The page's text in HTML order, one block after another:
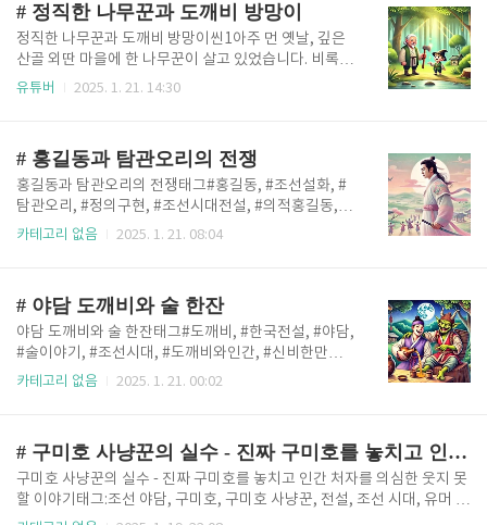
어지기 시작했습니다."..
령, 거지, 조선 설화, 산신 전설, 조선 시대 이야기, 신비
한 만남, 지혜와 교훈, 초자연적 존재, 산 속 이야기, 신
성한 시험디스크립션거지의 모습으로 나타난 산신령은
조선 시대 산속 마을에서 거지의 모습을 하고 나타난 산
신령이 사람들의 마음을 시험하며 벌어지는 이야기를
니다.후킹 멘트"산신령이..
# 정직한 나무꾼과 도깨비 방망이
정직한 나무꾼과 도깨비 방망이씬1아주 먼 옛날, 깊은
산골 외딴 마을에 한 나무꾼이 살고 있었습니다. 비록
가난했지만, 매일 산에서 정직하게 나무를 해다 팔며 아
소리를 냈고, 매서운 겨울바람이 나뭇가지 사이를 스치
며 불길한 소리를 내고 있었습니다."아이고... 날씨가 좋
지 않으니 오늘은 일찍 끝내야겠구나."나무꾼은 늘 다
니던 길을 따라 더 깊은 산속으로 들어갔습니다. 그러다
평소에는 보지 못했던 꽤 큰 소나무를 발견했지요. 잠시
한 일이 벌어졌습니..
유튜버 2025. 1. 21. 14:30
# 홍길동과 탐관오리의 전쟁
홍길동과 탐관오리의 전쟁태그#홍길동, #조선설화, #
탐관오리, #정의구현, #조선시대전설, #의적홍길동, #
지략과계책, #부패한관리, #조선전통이야기, #영웅설
관오리의 악행과 그것을 막기 위한 홍길동의 통쾌한 지
략이 펼쳐지며, 정의를 실현하는 과정이 감동적으로 그
려집니다. 후킹 멘트"탐욕스러운 권력에 맞선 홍길동의
통쾌한 복수! 정의와 지혜로 마을에 희망을 되찾아준 전
설 속 영웅의 이야기를 만나보세요. 지금 시작합니
마을의 탐관오리, 이대감은 부임..
카테고리 없음 2025. 1. 21. 08:04
# 야담 도깨비와 술 한잔
야담 도깨비와 술 한잔태그#도깨비, #한국전설, #야담,
#술이야기, #조선시대, #도깨비와인간, #신비한만남,
#한국설화, #술자리이야기, #도깨비방망이, #초자연
못한 만남이 만들어낸 긴장감과 웃음 속에서, 인간의 지
혜와 도깨비의 엉뚱함이 어우러진 특별한 전설로 초대
합니다.후킹 멘트"도깨비와 함께하는 술 한잔, 그 속에
숨겨진 비밀과 유쾌한 전설! 한국 전통 야담의 매력을
카테고리 없음 2025. 1. 21. 00:02
# 구미호 사냥꾼의 실수 - 진짜 구미호를 놓치고 인간 처자를 의심한 웃지 못할 이야기
구미호 사냥꾼의 실수 - 진짜 구미호를 놓치고 인간 처자를 의심한 웃지 못
할 이야기태그:조선 야담, 구미호, 구미호 사냥꾼, 전설, 조선 시대, 유머 이
야기, 민속 설화, 인간과 구미호, 오해, 미스터리, 전설의 고향디스크립션: